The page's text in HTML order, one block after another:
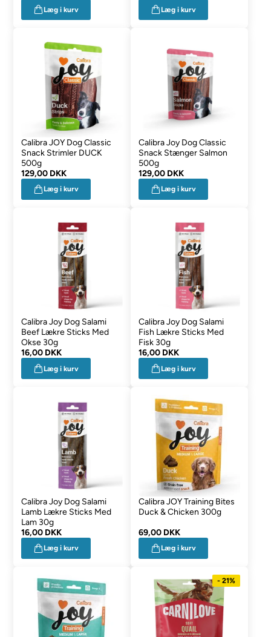
Læg i kurv Læg i kurv
Calibra JOY Dog Classic
Snack Strimler DUCK
500g
129,00 DKK
Læg i kurv
Calibra Joy Dog Classic
Snack Stænger Salmon
500g
129,00 DKK
Læg i kurv
Calibra Joy Dog Salami
Beef Lækre Sticks Med
Okse 30g
16,00 DKK
Læg i kurv
Calibra Joy Dog Salami
Fish Lækre Sticks Med
Fisk 30g
16,00 DKK
Læg i kurv
Calibra Joy Dog Salami
Lamb Lækre Sticks Med
Lam 30g
16,00 DKK
Læg i kurv
Calibra JOY Training Bites
Duck & Chicken 300g
69,00 DKK
Læg i kurv
- 21%